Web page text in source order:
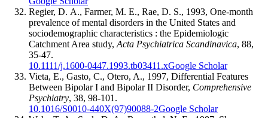
Regier, D. A., Farmer, M. E., Rae, D. S., 1993, One-month
prevalence of mental disorders in the United States and
sociodemographic characteristics : the Epidemiologic
Catchment Area study, Acta Psychiatrica Scandinavica, 88,
35-47.
10.1111/j.1600-0447.1993.tb03411.xGoogle Scholar
Vieta, E., Gasto, C., Otero, A., 1997, Differential Features
Between Bipolar I and Bipolar II Disorder, Comprehensive
Psychiatry, 38, 98-101.
10.1016/S0010-440X(97)90088-2Google Scholar